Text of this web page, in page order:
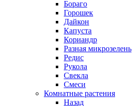
Бораго
Горошек
Дайкон
Капуста
Кориандр
Разная микрозелень
Редис
Рукола
Свекла
Смеси
Комнатные растения
Назад